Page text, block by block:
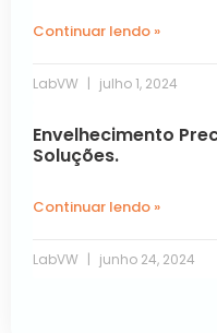
Continuar lendo »
LabVW julho 1, 2024
Envelhecimento
Soluções.
Continuar lendo »
LabVW junho 24, 2024